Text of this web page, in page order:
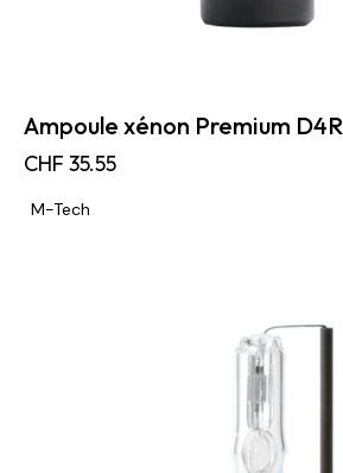
Ampoule xénon Premium D4R
CHF 35.55
M-Tech